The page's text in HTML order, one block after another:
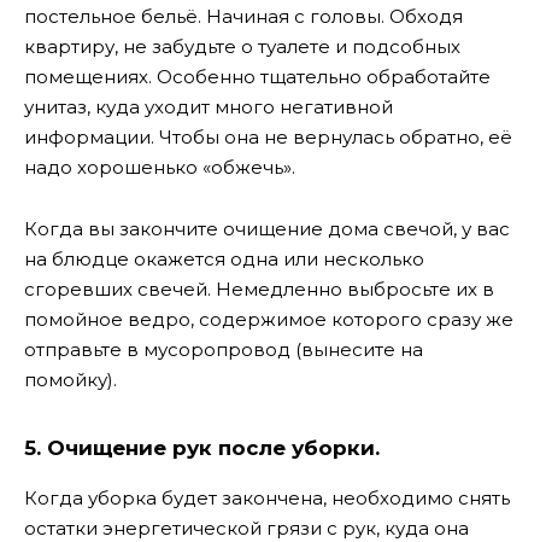
постельное бельё. Начиная с головы. Обходя
квартиру, не забудьте о туалете и подсобных
помещениях. Особенно тщательно обработайте
унитаз, куда уходит много негативной
информации. Чтобы она не вернулась обратно, её
надо хорошенько «обжечь».
Когда вы закончите очищение дома свечой, у вас
на блюдце окажется одна или несколько
сгоревших свечей. Немедленно выбросьте их в
помойное ведро, содержимое которого сразу же
отправьте в мусоропровод (вынесите на
помойку).
5. Очищение рук после уборки.
Когда уборка будет закончена, необходимо снять
остатки энергетической грязи с рук, куда она